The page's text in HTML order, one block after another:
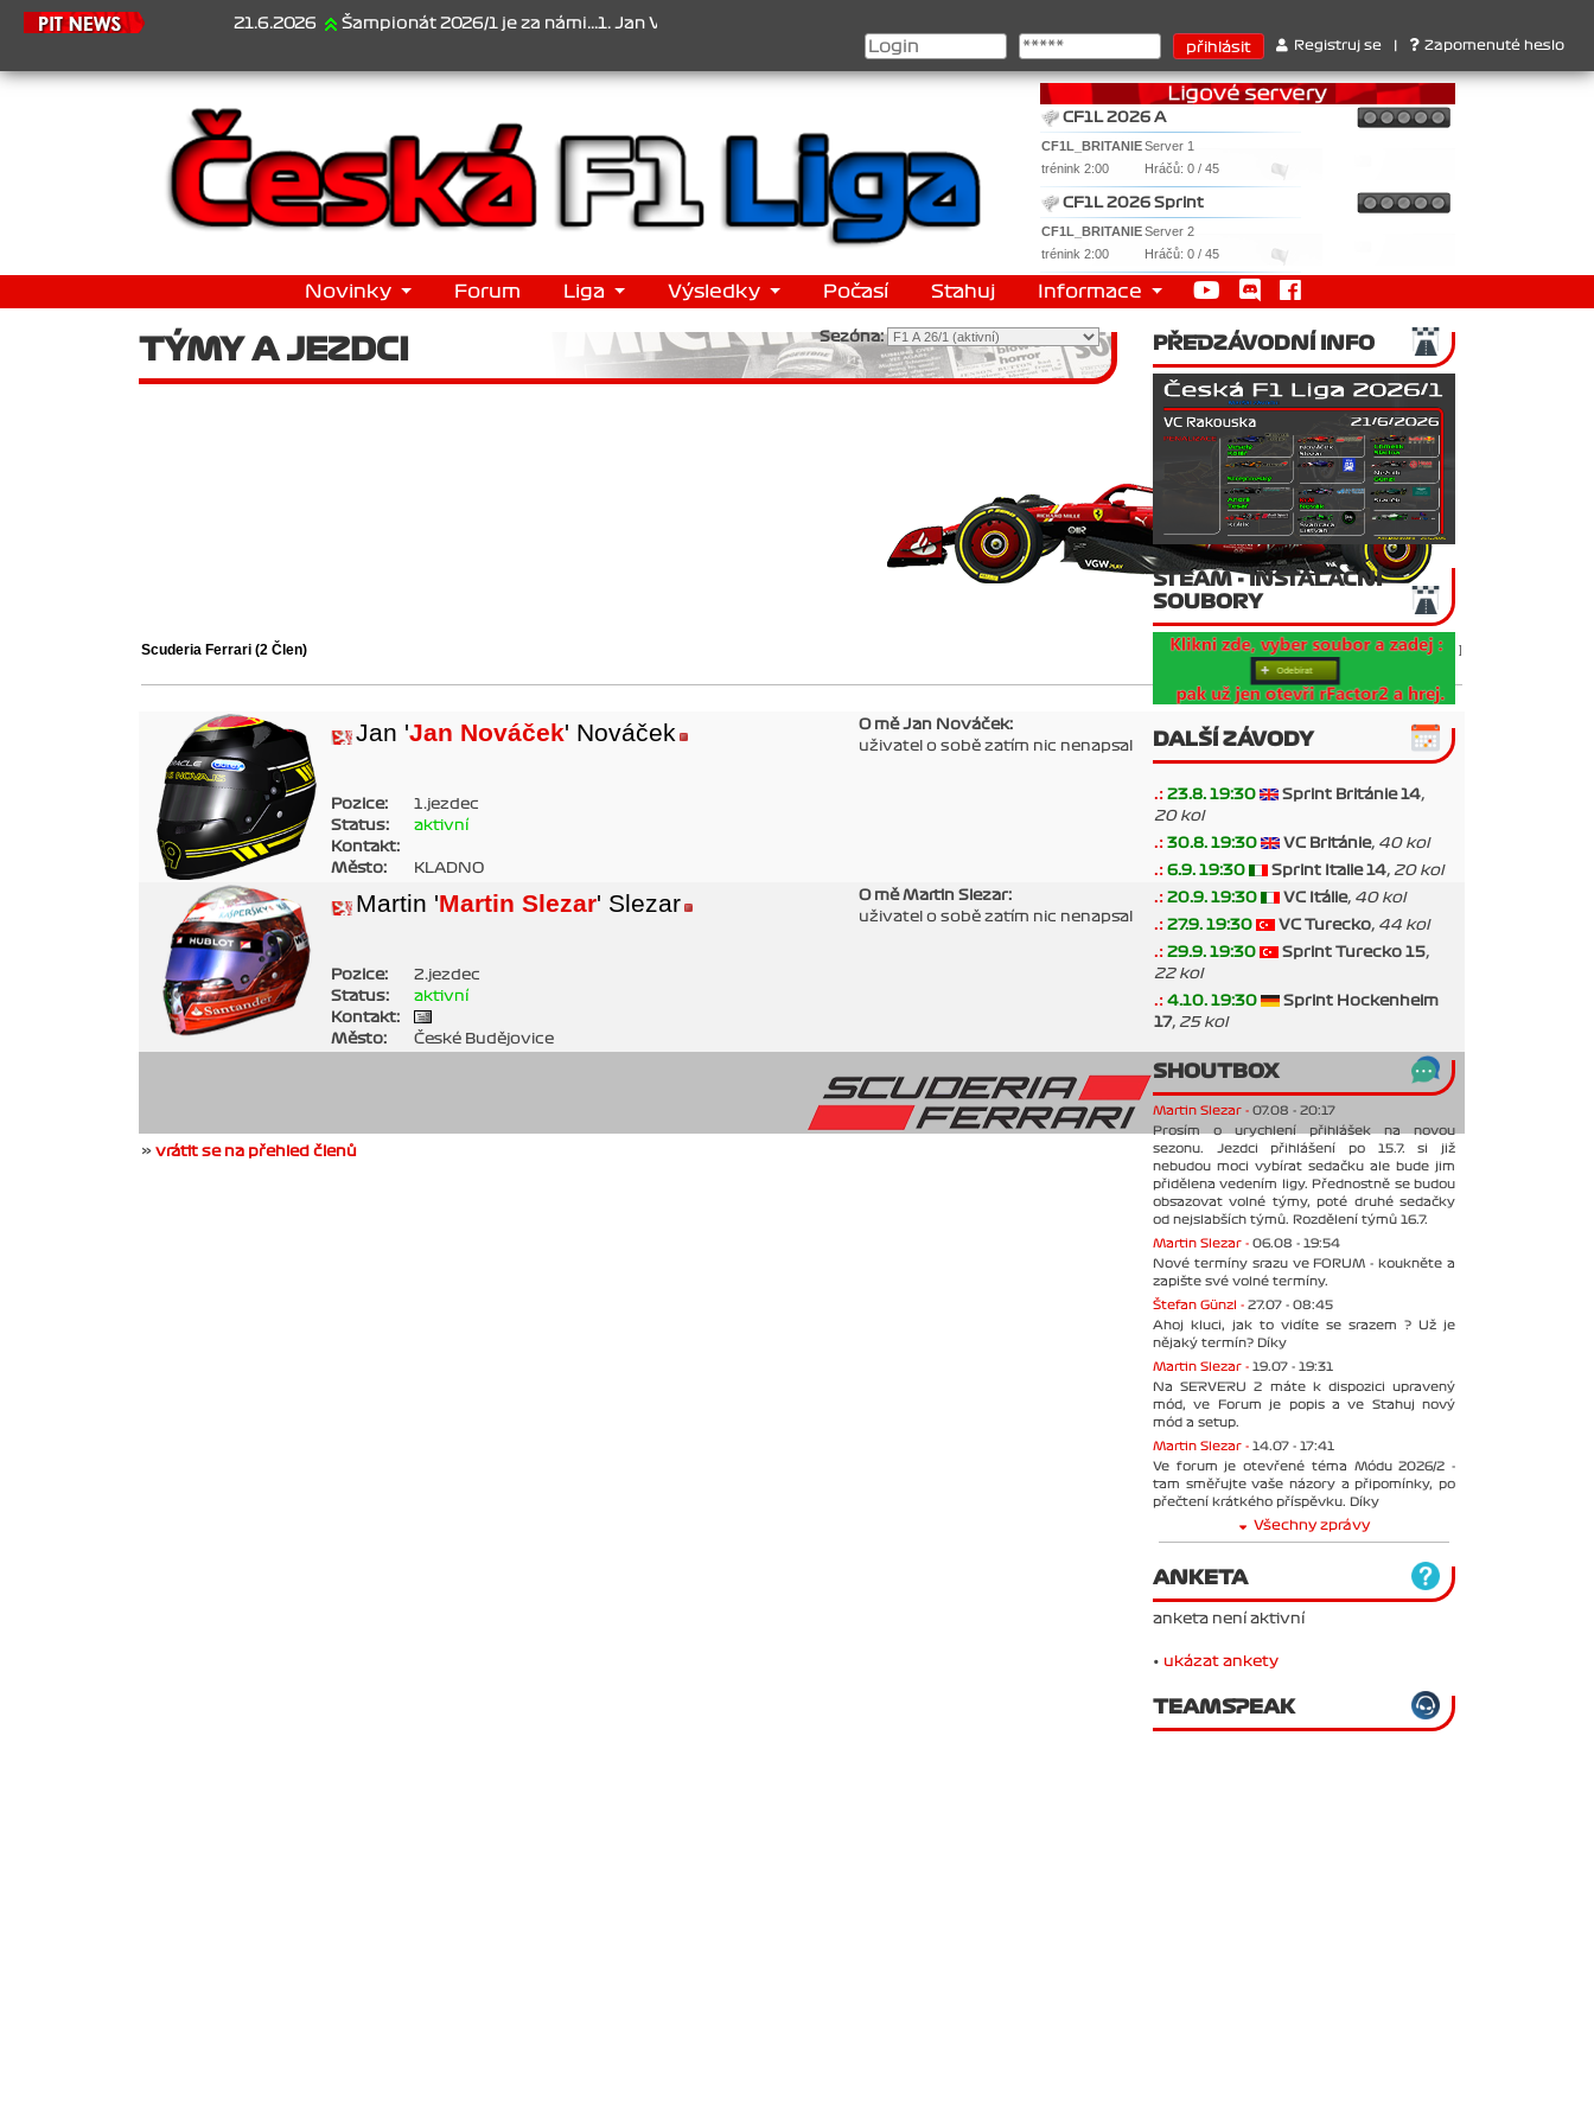
21.6.2026 Šampionát 2026/1 je za námi...1. Jan Veselý , 2. Jan Nováček , 3. Jakub Chmelík , Pohár konstruktérů : 1. Ferrari . 2. Williams , 3. RedBull ..... SprintCup - 1.
Registruj se Zapomenuté heslo
CF1L 2026 A
CF1L_BRITANIEServer 1
trénink 2:00
Hráčů: 0 / 45
CF1L 2026 Sprint
CF1L_BRITANIEServer 2
trénink 2:00
Hráčů: 0 / 45
Novinky Forum Liga Výsledky Počasí Stahuj Informace
TÝMY A JEZDCI Sezóna:
Scuderia Ferrari (2 Člen) [Výsledky|Ocenění|Zápasy ]
Jan 'Jan Nováček' Nováček
Pozice:
1.jezdec
Status:
aktivní
Kontakt:
Město:
KLADNO
O mě Jan Nováček:
uživatel o sobě zatím nic nenapsal
Martin 'Martin Slezar' Slezar
Pozice:
2.jezdec
Status:
aktivní
Kontakt:
Město:
České Budějovice
O mě Martin Slezar:
uživatel o sobě zatím nic nenapsal
» vrátit se na přehled členů
PŘEDZÁVODNÍ INFO
STEAM - INSTALAČNÍ
SOUBORY
DALŠÍ ZÁVODY
.: 23.8. 19:30 Sprint Británie 14,
20 kol
.: 30.8. 19:30 VC Británie, 40 kol
.: 6.9. 19:30 Sprint Italie 14, 20 kol
.: 20.9. 19:30 VC Itálie, 40 kol
.: 27.9. 19:30 VC Turecko, 44 kol
.: 29.9. 19:30 Sprint Turecko 15,
22 kol
.: 4.10. 19:30
Sprint Hockenheim
17, 25 kol
SHOUTBOX
Martin Slezar - 07.08 - 20:17
Prosím o urychlení přihlášek na novou
sezonu. Jezdci přihlášení po 15.7. si již
nebudou moci vybírat sedačku ale bude jim
přidělena vedením ligy. Přednostně se budou
obsazovat volné týmy, poté druhé sedačky
od nejslabších týmů. Rozdělení týmů 16.7.
Martin Slezar - 06.08 - 19:54
Nové termíny srazu ve FORUM - koukněte a
zapište své volné termíny.
Štefan Günzl - 27.07 - 08:45
Ahoj kluci, jak to vidíte se srazem ? Už je
nějaký termín? Díky
Martin Slezar - 19.07 - 19:31
Na SERVERU 2 máte k dispozici upravený
mód, ve Forum je popis a ve Stahuj nový
mód a setup.
Martin Slezar - 14.07 - 17:41
Ve forum je otevřené téma Módu 2026/2 -
tam směřujte vaše názory a připomínky, po
přečtení krátkého příspěvku. Díky
Všechny zprávy
ANKETA
anketa není aktivní
• ukázat ankety
TEAMSPEAK